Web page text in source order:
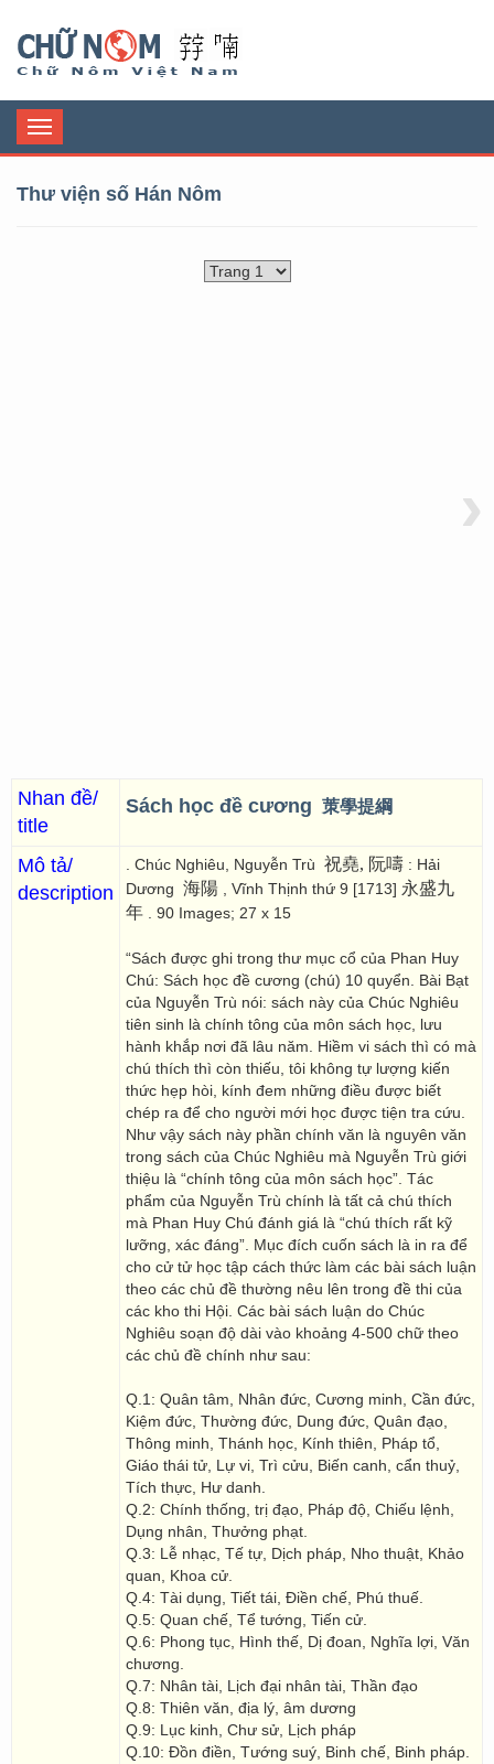
Toggle
navigation
Thư viện số Hán Nôm
›
Nhan đề/
title
Sách học đề cương 茦學提綱
Mô tả/
description
. Chúc Nghiêu, Nguyễn Trù 祝堯, 阮嚋 : Hải
Dương 海陽 , Vĩnh Thịnh thứ 9 [1713] 永盛九
年 . 90 Images; 27 x 15
“Sách được ghi trong thư mục cổ của Phan Huy
Chú: Sách học đề cương (chú) 10 quyển. Bài Bạt
của Nguyễn Trù nói: sách này của Chúc Nghiêu
tiên sinh là chính tông của môn sách học, lưu
hành khắp nơi đã lâu năm. Hiềm vi sách thì có mà
chú thích thì còn thiếu, tôi không tự lượng kiến
thức hẹp hòi, kính đem những điều được biết
chép ra để cho người mới học được tiện tra cứu.
Như vậy sách này phần chính văn là nguyên văn
trong sách của Chúc Nghiêu mà Nguyễn Trù giới
thiệu là “chính tông của môn sách học”. Tác
phẩm của Nguyễn Trù chính là tất cả chú thích
mà Phan Huy Chú đánh giá là “chú thích rất kỹ
lưỡng, xác đáng”. Mục đích cuốn sách là in ra để
cho cử tử học tập cách thức làm các bài sách luận
theo các chủ đề thường nêu lên trong đề thi của
các kho thi Hội. Các bài sách luận do Chúc
Nghiêu soạn độ dài vào khoảng 4-500 chữ theo
các chủ đề chính như sau:
Q.1: Quân tâm, Nhân đức, Cương minh, Cần đức,
Kiệm đức, Thường đức, Dung đức, Quân đạo,
Thông minh, Thánh học, Kính thiên, Pháp tổ,
Giáo thái tử, Lự vi, Trì cửu, Biến canh, cẩn thuỷ,
Tích thực, Hư danh.
Q.2: Chính thống, trị đạo, Pháp độ, Chiếu lệnh,
Dụng nhân, Thưởng phạt.
Q.3: Lễ nhạc, Tế tự, Dịch pháp, Nho thuật, Khảo
quan, Khoa cử.
Q.4: Tài dụng, Tiết tái, Điền chế, Phú thuế.
Q.5: Quan chế, Tể tướng, Tiến cử.
Q.6: Phong tục, Hình thế, Dị đoan, Nghĩa lợi, Văn
chương.
Q.7: Nhân tài, Lịch đại nhân tài, Thần đạo
Q.8: Thiên văn, địa lý, âm dương
Q.9: Lục kinh, Chư sử, Lịch pháp
Q.10: Đồn điền, Tướng suý, Binh chế, Binh pháp.